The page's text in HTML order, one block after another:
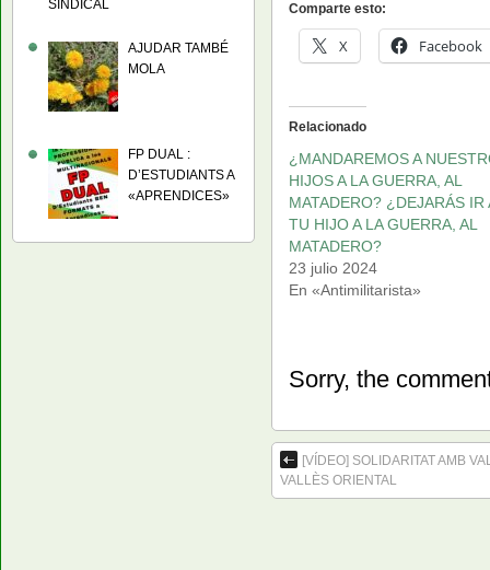
Comparte esto:
X Facebook
Relacionado
¿MANDAREMOS A
HIJOS A LA GUERRA, AL
MATADERO? ¿DEJARÁS IR
TU HIJO A LA GUERRA, AL
MATADERO?
23 julio 2024
En «Antimilitarista»
Sorry, the
[VÍDEO] SOLIDARITAT AMB
VALLÈS ORIENTAL
SINDICAL
AJUDAR TAMBÉ
MOLA
FP DUAL :
D’ESTUDIANTS A
«APRENDICES»